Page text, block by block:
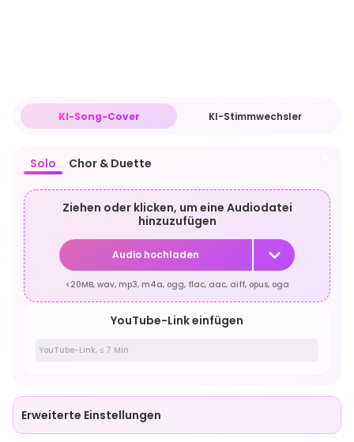
KI-Song-Cover KI-Stimmwechsler
Solo Chor & Duette
Ziehen oder klicken, um eine Audiodatei
hinzuzufügen
Audio hochladen
<20MB, wav, mp3, m4a, ogg, flac, aac, aiff, opus, oga
YouTube-Link einfügen
Erweiterte Einstellungen